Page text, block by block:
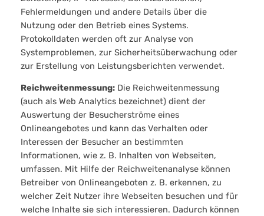
Fehlermeldungen und andere Details über die
Nutzung oder den Betrieb eines Systems.
Protokolldaten werden oft zur Analyse von
Systemproblemen, zur Sicherheitsüberwachung oder
zur Erstellung von Leistungsberichten verwendet.
Reichweitenmessung:Die Reichweitenmessung
(auch als Web Analytics bezeichnet) dient der
Auswertung der Besucherströme eines
Onlineangebotes und kann das Verhalten oder
Interessen der Besucher an bestimmten
Informationen, wie z. B. Inhalten von Webseiten,
umfassen. Mit Hilfe der Reichweitenanalyse können
Betreiber von Onlineangeboten z. B. erkennen, zu
welcher Zeit Nutzer ihre Webseiten besuchen und für
welche Inhalte sie sich interessieren. Dadurch können